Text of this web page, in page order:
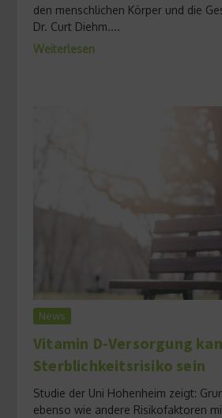
den menschlichen Körper und die
Dr. Curt Diehm....
Weiterlesen
News
Vitamin D-Versorgung
Sterblichkeitsrisiko sein
Studie der Uni Hohenheim zeigt:
ebenso wie andere Risikofaktoren